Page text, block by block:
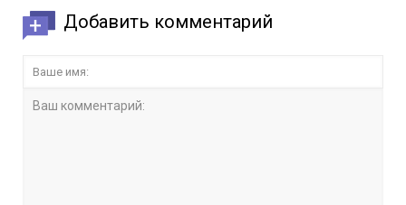
Добавить комментарий